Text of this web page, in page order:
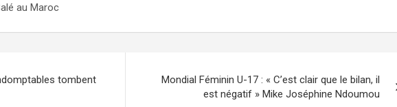
au Maroc
tombent
Mondial Féminin U-17 : « C’est clair que le bilan, il
est négatif » Mike Joséphine Ndoumou